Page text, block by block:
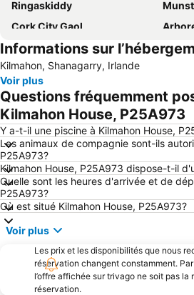
Ringaskiddy
Munster
Cork City Gaol
Mahon Point Shopping Centre
Château de Blarney
Informations sur
Kilmahon, Shanagarry, Irlande
Voir plus
Questions fréquemment
Kilmahon House, P25A973
Y a-t-il une piscine à Kilmahon House,
Les animaux de compagnie sont-ils
P25A973?
Kilmahon House, P25A973 dispose-t-il
Quelle sont les heures d'arrivée et de
P25A973?
Où est situé Kilmahon House, P25A973?
Voir plus
Les prix et les disponibilités que nous
réservation changent constamment.
l’offre affichée sur trivago ne soit pas la
réservation.